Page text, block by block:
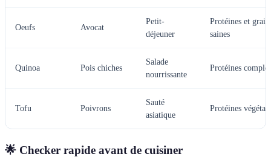
Oeufs Avocat
Petit-
déjeuner
Protéines et
saines
Quinoa Pois chiches
Salade
nourrissante
Protéines
Tofu Poivrons
Sauté
asiatique
Protéines
🌟 Checker rapide avant de cuisiner